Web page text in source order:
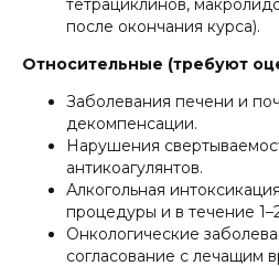
тетрациклинов,
после окончания курса).
Относительные (требуют
Заболевания печени и
декомпенсации.
Нарушения
антикоагулянтов.
Алкогольная
процедуры и в течение
Онкологические
согласование с лечащим